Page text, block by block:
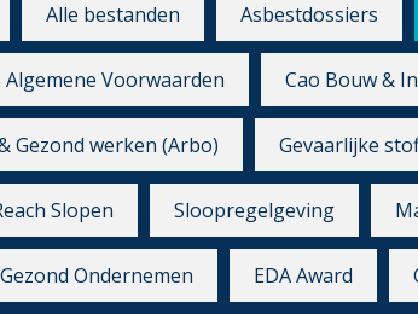
Alle bestanden Asbestdossiers
Algemene Voorwaarden Cao Bouw &
Gezond werken (Arbo) Gevaarlijke
Slopen Sloopregelgeving
Ondernemen EDA Award